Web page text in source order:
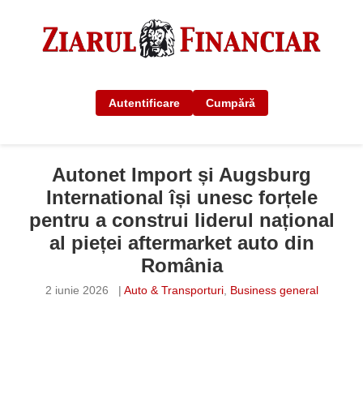
Autentificare Cumpără
Autonet Import și Augsburg
International își unesc forțele
pentru a construi liderul național
al pieței aftermarket auto din
România
2 iunie 2026 | Auto & Transporturi, Business general